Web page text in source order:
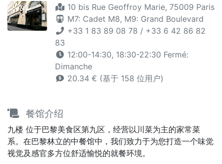
10 bis Rue Geoffroy Marie, 75009 Paris
M7: Cadet M8, M9: Grand Boulevard
+33 1 83 89 08 78 / +33 6 42 86 82
83
12:00-14:30, 18:30-22:30 Fermé:
Dimanche
20.34 € (基于 158 位用户)
餐馆介绍
九楼 位于巴黎美食区第九区，经营以川菜为主的家常菜
系。在巴黎林立的中餐馆中，我们致力于为您打造一个味觉
视觉及感官多方位舒适愉悦的就餐环境。